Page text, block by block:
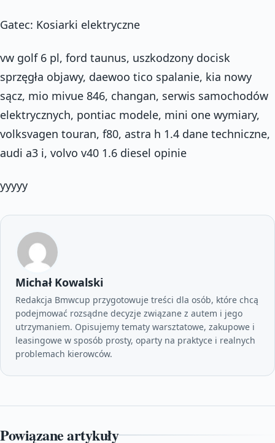
Gatec: Kosiarki elektryczne
vw golf 6 pl, ford taunus, uszkodzony docisk
sprzęgła objawy, daewoo tico spalanie, kia nowy
sącz, mio mivue 846, changan, serwis samochodów
elektrycznych, pontiac modele, mini one wymiary,
volksvagen touran, f80, astra h 1.4 dane techniczne,
audi a3 i, volvo v40 1.6 diesel opinie
yyyyy
Michał Kowalski
Redakcja Bmwcup przygotowuje treści dla osób, które chcą
podejmować rozsądne decyzje związane z autem i jego
utrzymaniem. Opisujemy tematy warsztatowe, zakupowe i
leasingowe w sposób prosty, oparty na praktyce i realnych
problemach kierowców.
Powiązane artykuły